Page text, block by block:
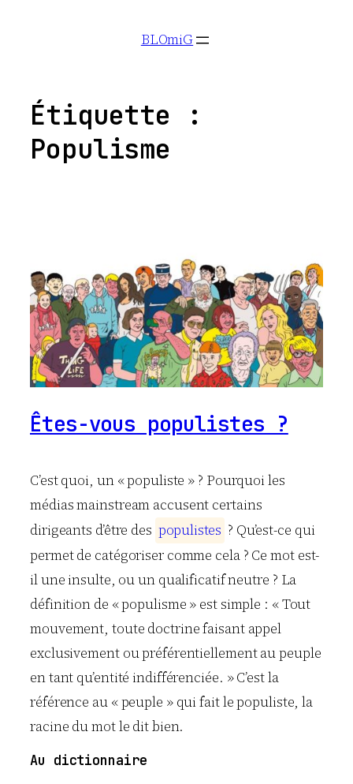
BLOmiG
Étiquette :
Populisme
Êtes-vous populistes ?
C’est quoi, un « populiste » ? Pourquoi les
médias mainstream accusent certains
dirigeants d’être des populistes ? Qu’est-ce qui
permet de catégoriser comme cela ? Ce mot est-
il une insulte, ou un qualificatif neutre ? La
définition de « populisme » est simple : « Tout
mouvement, toute doctrine faisant appel
exclusivement ou préférentiellement au peuple
en tant qu’entité indifférenciée. » C’est la
référence au « peuple » qui fait le populiste, la
racine du mot le dit bien.
Au dictionnaire